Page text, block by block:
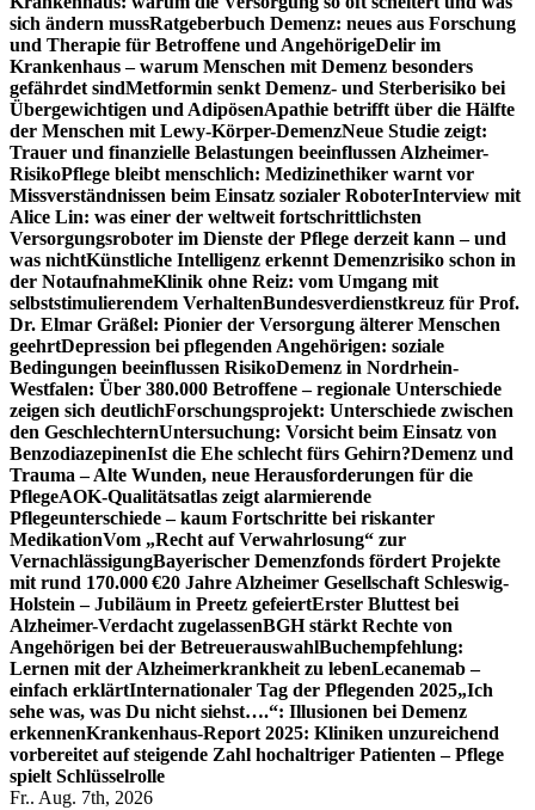
sich ändern mussRatgeberbuch Demenz: neues aus Forschung
und Therapie für Betroffene und AngehörigeDelir im
Krankenhaus – warum Menschen mit Demenz besonders
gefährdet sindMetformin senkt Demenz- und Sterberisiko bei
Übergewichtigen und AdipösenApathie betrifft über die Hälfte
der Menschen mit Lewy-Körper-DemenzNeue Studie zeigt:
Trauer und finanzielle Belastungen beeinflussen Alzheimer-
RisikoPflege bleibt menschlich: Medizinethiker warnt vor
Missverständnissen beim Einsatz sozialer RoboterInterview mit
Alice Lin: was einer der weltweit fortschrittlichsten
Versorgungsroboter im Dienste der Pflege derzeit kann – und
was nichtKünstliche Intelligenz erkennt Demenzrisiko schon in
der NotaufnahmeKlinik ohne Reiz: vom Umgang mit
selbststimulierendem VerhaltenBundesverdienstkreuz für Prof.
Dr. Elmar Gräßel: Pionier der Versorgung älterer Menschen
geehrtDepression bei pflegenden Angehörigen: soziale
Bedingungen beeinflussen RisikoDemenz in Nordrhein-
Westfalen: Über 380.000 Betroffene – regionale Unterschiede
zeigen sich deutlichForschungsprojekt: Unterschiede zwischen
den GeschlechternUntersuchung: Vorsicht beim Einsatz von
BenzodiazepinenIst die Ehe schlecht fürs Gehirn?Demenz und
Trauma – Alte Wunden, neue Herausforderungen für die
PflegeAOK-Qualitätsatlas zeigt alarmierende
Pflegeunterschiede – kaum Fortschritte bei riskanter
MedikationVom „Recht auf Verwahrlosung“ zur
VernachlässigungBayerischer Demenzfonds fördert Projekte
mit rund 170.000 €20 Jahre Alzheimer Gesellschaft Schleswig-
Holstein – Jubiläum in Preetz gefeiertErster Bluttest bei
Alzheimer-Verdacht zugelassenBGH stärkt Rechte von
Angehörigen bei der BetreuerauswahlBuchempfehlung:
Lernen mit der Alzheimerkrankheit zu lebenLecanemab –
einfach erklärtInternationaler Tag der Pflegenden 2025„Ich
sehe was, was Du nicht siehst….“: Illusionen bei Demenz
erkennenKrankenhaus-Report 2025: Kliniken unzureichend
vorbereitet auf steigende Zahl hochaltriger Patienten – Pflege
spielt Schlüsselrolle
Fr.. Aug. 7th, 2026